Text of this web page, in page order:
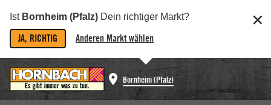
Ist Bornheim (Pfalz) Dein richtiger Markt?
JA, RICHTIG Anderen Markt wählen
Bornheim (Pfalz)